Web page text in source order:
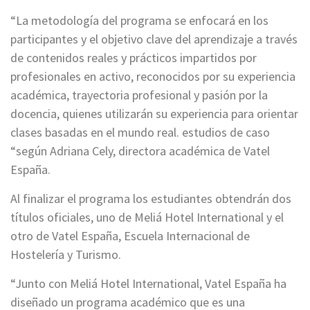
“La metodología del programa se enfocará en los
participantes y el objetivo clave del aprendizaje a través
de contenidos reales y prácticos impartidos por
profesionales en activo, reconocidos por su experiencia
académica, trayectoria profesional y pasión por la
docencia, quienes utilizarán su experiencia para orientar
clases basadas en el mundo real. estudios de caso
“según Adriana Cely, directora académica de Vatel
España.
Al finalizar el programa los estudiantes obtendrán dos
títulos oficiales, uno de Meliá Hotel International y el
otro de Vatel España, Escuela Internacional de
Hostelería y Turismo.
“Junto con Meliá Hotel International, Vatel España ha
diseñado un programa académico que es una